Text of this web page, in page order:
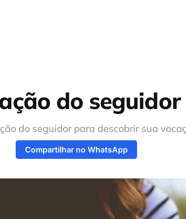
do seguidor
do seguidor para descobrir sua
Compartilhar no WhatsApp